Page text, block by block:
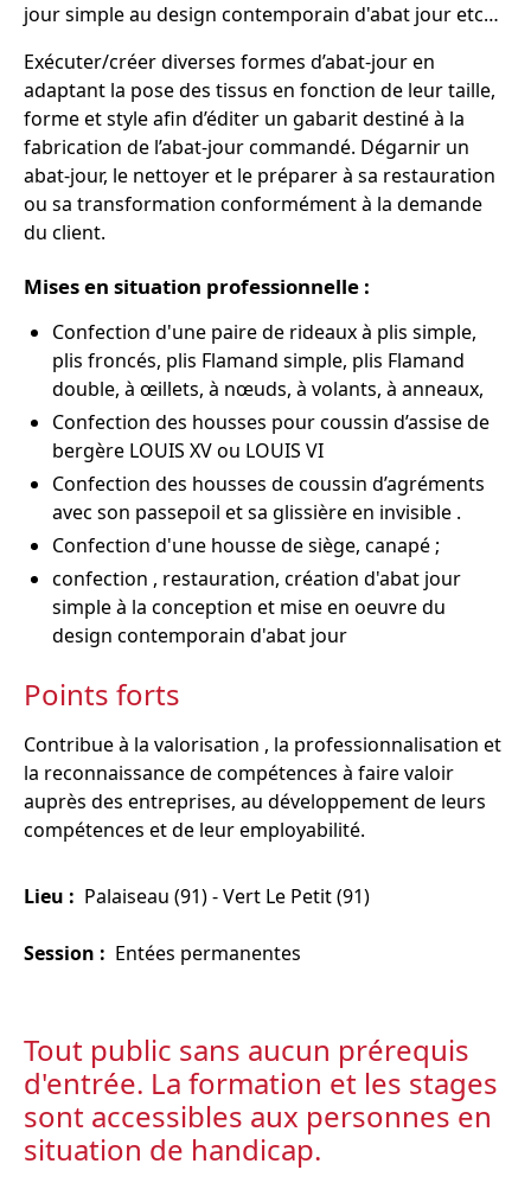
jour simple au design contemporain d'abat jour etc…
Exécuter/créer diverses formes d’abat-jour en
adaptant la pose des tissus en fonction de leur taille,
forme et style afin d’éditer un gabarit destiné à la
fabrication de l’abat-jour commandé. Dégarnir un
abat-jour, le nettoyer et le préparer à sa restauration
ou sa transformation conformément à la demande
du client.
Mises en situation professionnelle :
Confection d'une paire de rideaux à plis simple,
plis froncés, plis Flamand simple, plis Flamand
double, à œillets, à nœuds, à volants, à anneaux,
Confection des housses pour coussin d’assise de
bergère LOUIS XV ou LOUIS VI
Confection des housses de coussin d’agréments
avec son passepoil et sa glissière en invisible .
Confection d'une housse de siège, canapé ;
confection , restauration, création d'abat jour
simple à la conception et mise en oeuvre du
design contemporain d'abat jour
Points forts
Contribue à la valorisation , la professionnalisation et
la reconnaissance de compétences à faire valoir
auprès des entreprises, au développement de leurs
compétences et de leur employabilité.
Lieu : Palaiseau (91) - Vert Le Petit (91)
Session : Entées permanentes
Tout public sans aucun prérequis
d'entrée. La formation et les stages
sont accessibles aux personnes en
situation de handicap.